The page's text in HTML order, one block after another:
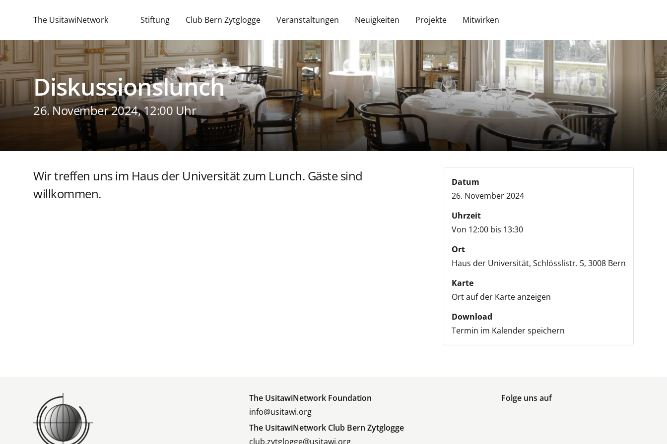
The UsitawiNetwork Stiftung Club Bern Zytglogge Veranstaltungen Neuigkeiten Projekte Mitwirken
Diskussionslunch
26. November 2024, 12:00 Uhr
Wir treffen uns im Haus der Universität zum Lunch. Gäste sind
willkommen.
Datum
26. November 2024
Uhrzeit
Von 12:00 bis 13:30
Ort
Haus der Universität, Schlösslistr. 5, 3008 Bern
Karte
Ort auf der Karte anzeigen
Download
Termin im Kalender speichern
The UsitawiNetwork Foundation
info@usitawi.org
The UsitawiNetwork Club Bern Zytglogge
club.zytglogge@usitawi.org
Folge uns auf